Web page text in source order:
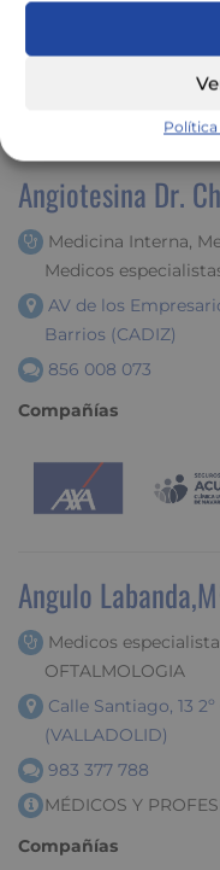
Angiotesina Dr.
Medicina Interna,
Medicos
AV de los
Barrios (CADIZ)
856 008 073
Compañías
Angulo
Medicos
OFTALMOLOGIA
Calle Santiago, 13
(VALLADOLID)
983 377 788
MÉDICOS Y
Compañías